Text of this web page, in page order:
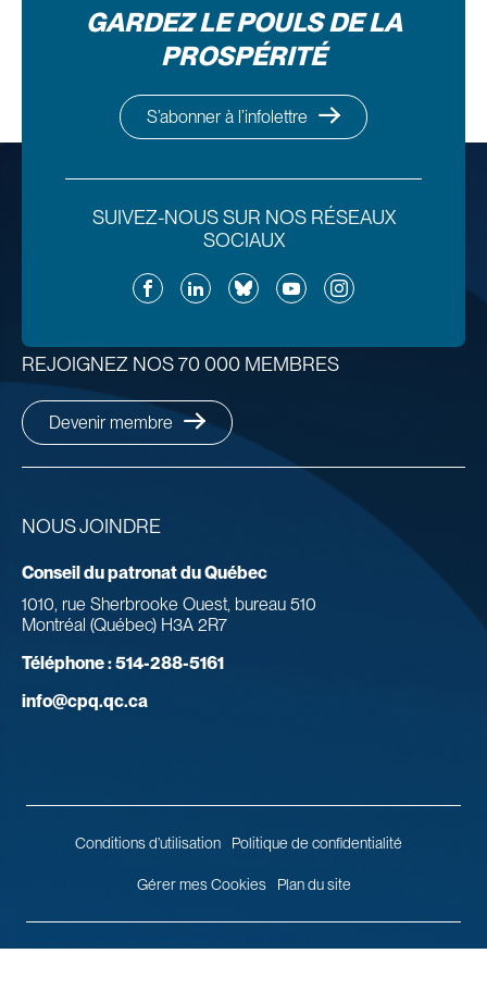
GARDEZ LE POULS DE LA
PROSPÉRITÉ
S’abonner à l’infolettre
SUIVEZ-NOUS SUR NOS RÉSEAUX
SOCIAUX
FacebookLinkedInBlueskyYouTubeInstagram
NOUS JOINDRE
Conseil du patronat du Québec
1010, rue Sherbrooke Ouest, bureau 510
Montréal (Québec) H3A 2R7
Téléphone :514-288-5161
info@cpq.qc.ca
REJOIGNEZ NOS 70 000 MEMBRES
Devenir membre
Conditions d’utilisation Politique de confidentialité
Gérer mes Cookies Plan du site